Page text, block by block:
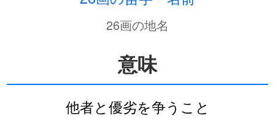
26画の地名
意味
他者と優劣を争うこと